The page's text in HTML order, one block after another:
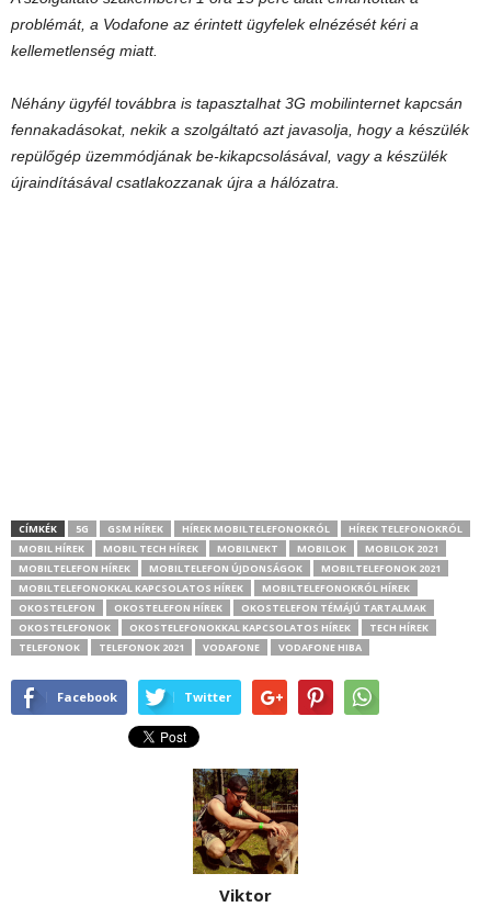
problémát, a Vodafone az érintett ügyfelek elnézését kéri a
kellemetlenség miatt.
Néhány ügyfél továbbra is tapasztalhat 3G mobilinternet kapcsán
fennakadásokat, nekik a szolgáltató azt javasolja, hogy a készülék
repülőgép üzemmódjának be-kikapcsolásával, vagy a készülék
újraindításával csatlakozzanak újra a hálózatra.
CÍMKÉK 5G GSM HÍREK HÍREK MOBILTELEFONOKRÓL
HÍREK TELEFONOKRÓL
MOBIL HÍREK
MOBIL TECH HÍREK MOBILNEKT MOBILOK
MOBILOK 2021
MOBILTELEFON HÍREK
MOBILTELEFON ÚJDONSÁGOK
MOBILTELEFONOK 2021
MOBILTELEFONOKKAL KAPCSOLATOS HÍREK
MOBILTELEFONOKRÓL HÍREK
OKOSTELEFON
OKOSTELEFON HÍREK
OKOSTELEFON TÉMÁJÚ TARTALMAK
OKOSTELEFONOK
OKOSTELEFONOKKAL KAPCSOLATOS HÍREK
TECH HÍREK
TELEFONOK
TELEFONOK 2021 VODAFONE VODAFONE HIBA
Facebook Twitter
Viktor